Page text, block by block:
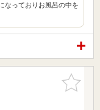
なっておりお風呂の中を
お気に入
りに追加